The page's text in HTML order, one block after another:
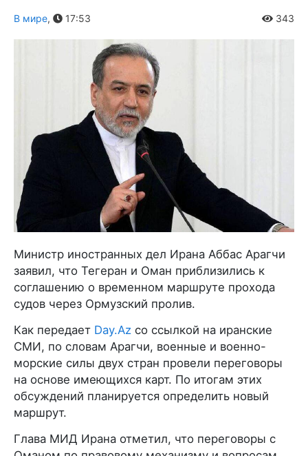
В мире, 17:53 343
Министр иностранных дел Ирана Аббас Арагчи
заявил, что Тегеран и Оман приблизились к
соглашению о временном маршруте прохода
судов через Ормузский пролив.
Как передает Day.Az со ссылкой на иранские
СМИ, по словам Арагчи, военные и военно-
морские силы двух стран провели переговоры
на основе имеющихся карт. По итогам этих
обсуждений планируется определить новый
маршрут.
Глава МИД Ирана отметил, что переговоры с